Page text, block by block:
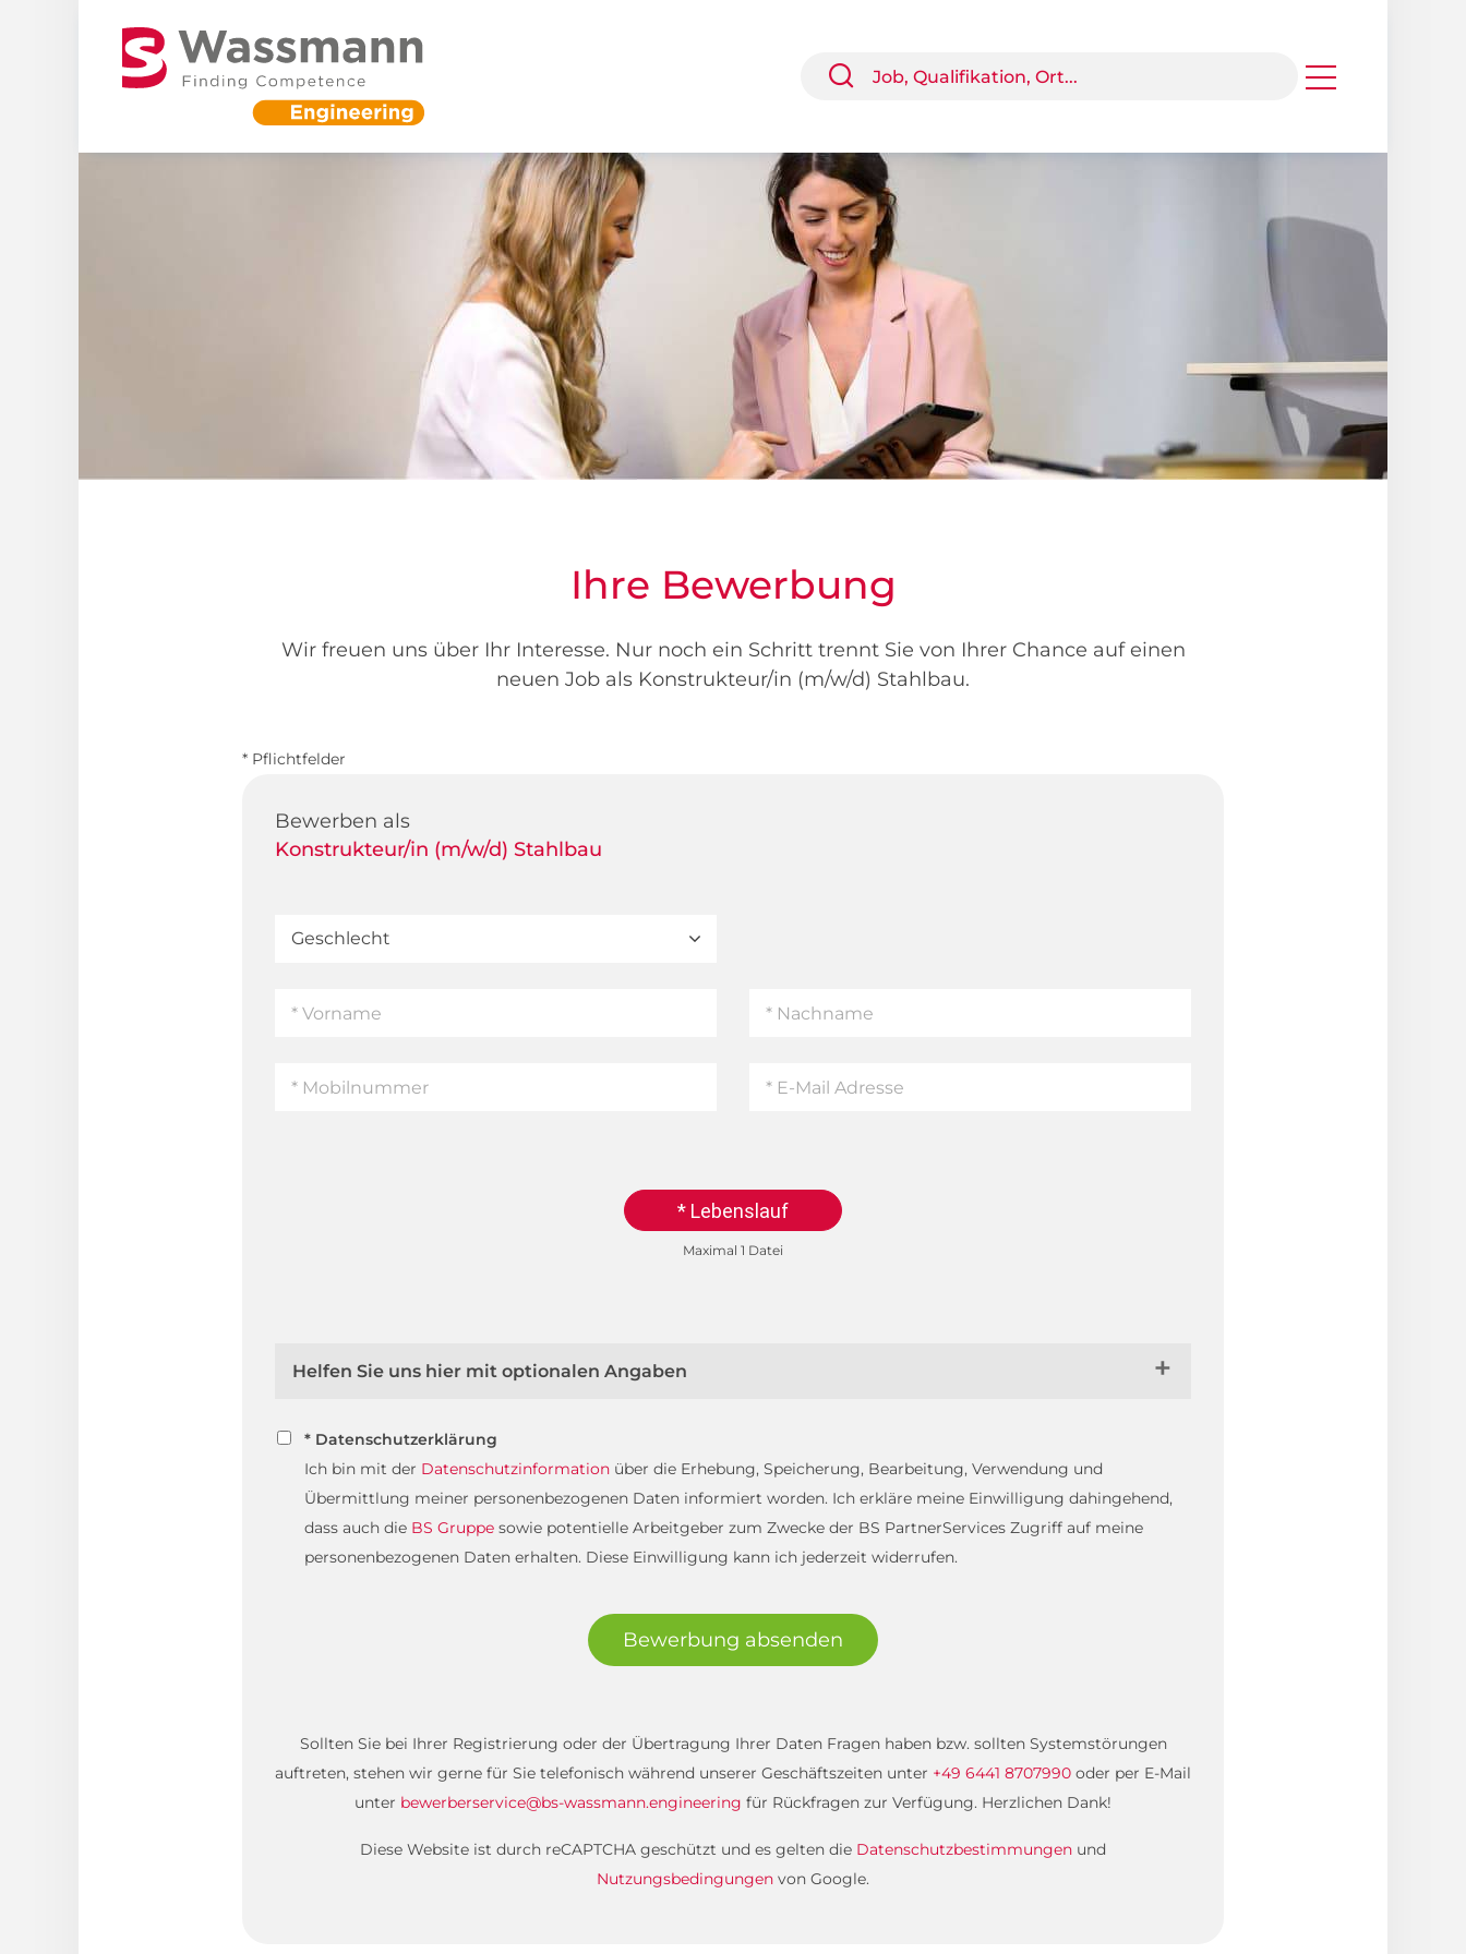
Ihre Bewerbung
Wir freuen uns über Ihr Interesse. Nur noch ein Schritt trennt Sie von Ihrer Chance auf einen
neuen Job als Konstrukteur/in (m/w/d) Stahlbau.
* Pflichtfelder
Bewerben als
Konstrukteur/in (m/w/d) Stahlbau
* Lebenslauf
Maximal 1 Datei
Helfen Sie uns hier mit optionalen Angaben
* Datenschutzerklärung
Ich bin mit der Datenschutzinformation über die Erhebung, Speicherung, Bearbeitung, Verwendung und
Übermittlung meiner personenbezogenen Daten informiert worden. Ich erkläre meine Einwilligung dahingehend,
dass auch die BS Gruppe sowie potentielle Arbeitgeber zum Zwecke der BS PartnerServices Zugriff auf meine
personenbezogenen Daten erhalten. Diese Einwilligung kann ich jederzeit widerrufen.
Bewerbung absenden
Sollten Sie bei Ihrer Registrierung oder der Übertragung Ihrer Daten Fragen haben bzw. sollten Systemstörungen
auftreten, stehen wir gerne für Sie telefonisch während unserer Geschäftszeiten unter +49 6441 8707990 oder per E-Mail
unter bewerberservice@bs-wassmann.engineering für Rückfragen zur Verfügung. Herzlichen Dank!
Diese Website ist durch reCAPTCHA geschützt und es gelten die Datenschutzbestimmungen und
Nutzungsbedingungen von Google.